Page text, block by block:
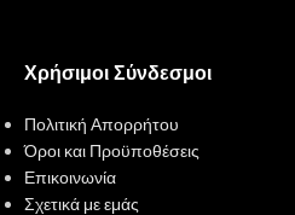
Χρήσιμοι Σύνδεσμοι
Πολιτική Απορρήτου
Όροι και Προϋποθέσεις
Επικοινωνία
Σχετικά με εμάς